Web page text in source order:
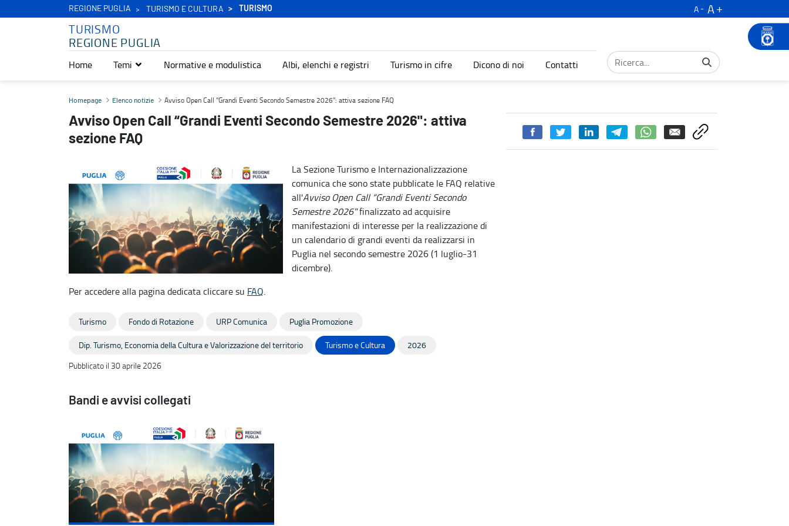
REGIONE PUGLIA TURISMO E CULTURA TURISMO A
A
TURISMO
REGIONE PUGLIA
Home Temi Normative e modulistica Albi, elenchi e registri Turismo in cifre Dicono di noi Contatti
Avviso Open Call “Grandi Eventi Secondo Semestre 2026": attiva sezione FAQ - Turismo
Homepage Elenco notizie Avviso Open Call “Grandi Eventi Secondo Semestre 2026": attiva sezione FAQ
Avviso Open Call “Grandi Eventi Secondo Semestre 2026": attiva
sezione FAQ
La Sezione Turismo e Internazionalizzazione
comunica che sono state pubblicate le FAQ relative
all'Avviso Open Call “Grandi Eventi Secondo
Semestre 2026"finalizzato ad acquisire
manifestazioni di interesse per la realizzazione di
un calendario di grandi eventi da realizzarsi in
Puglia nel secondo semestre 2026 (1 luglio-31
dicembre).
Per accedere alla pagina dedicata cliccare su FAQ.
Turismo Fondo di Rotazione URP Comunica Puglia Promozione
Dip. Turismo, Economia della Cultura e Valorizzazione del territorio Turismo e Cultura
2026
Pubblicato il 30 aprile 2026
Bandi e avvisi collegati